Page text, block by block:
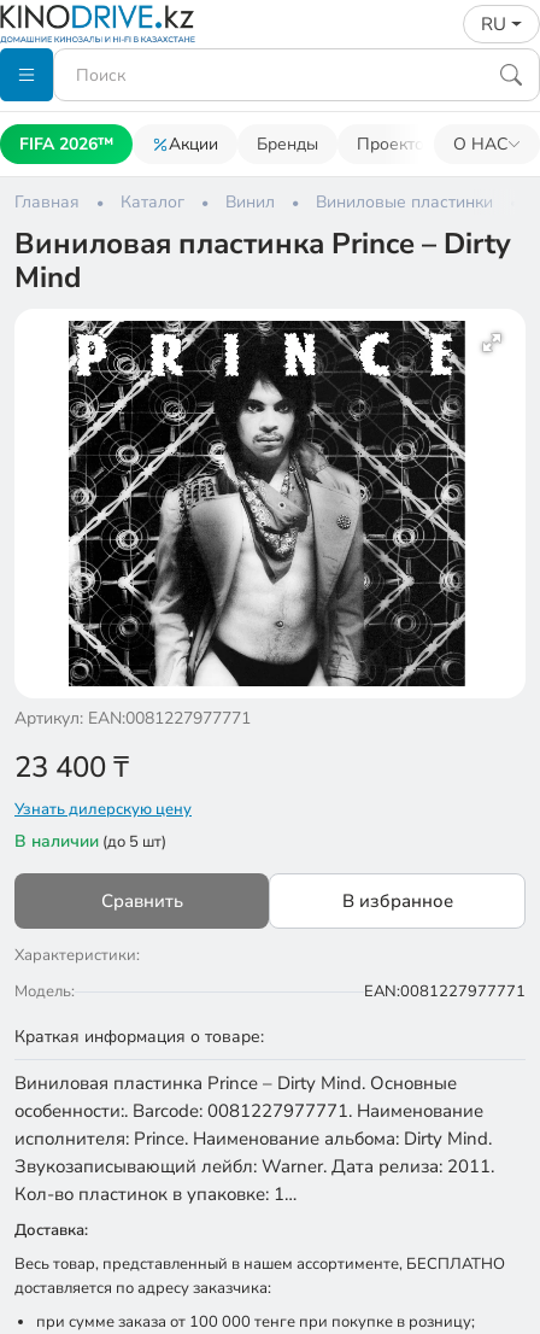
RU
FIFA 2026™ Акции Бренды Проекторы О НАС
Главная Каталог Винил Виниловые пластинки
Виниловая пластинка Prince – Dirty
Mind
Артикул: EAN:0081227977771
23 400₸
Узнать дилерскую цену
В наличии (до 5 шт)
Сравнить В избранное
Характеристики:
Модель:
EAN:0081227977771
Краткая информация о товаре:
Виниловая пластинка Prince – Dirty Mind. Основные
особенности:. Barcode: 0081227977771. Наименование
исполнителя: Prince. Наименование альбома: Dirty Mind.
Звукозаписывающий лейбл: Warner. Дата релиза: 2011.
Кол-во пластинок в упаковке: 1…
Доставка:
Весь товар, представленный в нашем ассортименте, БЕСПЛАТНО
доставляется по адресу заказчика:
при сумме заказа от 100 000 тенге при покупке в розницу;